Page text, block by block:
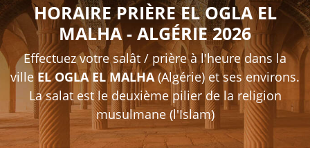
HORAIRE PRIÈRE EL OGLA EL
MALHA - ALGÉRIE 2026
Effectuez votre salât / prière à l'heure dans la
villeEL OGLA EL MALHA(Algérie) et ses environs.
La salat est le deuxième pilier de la religion
musulmane (l'Islam)